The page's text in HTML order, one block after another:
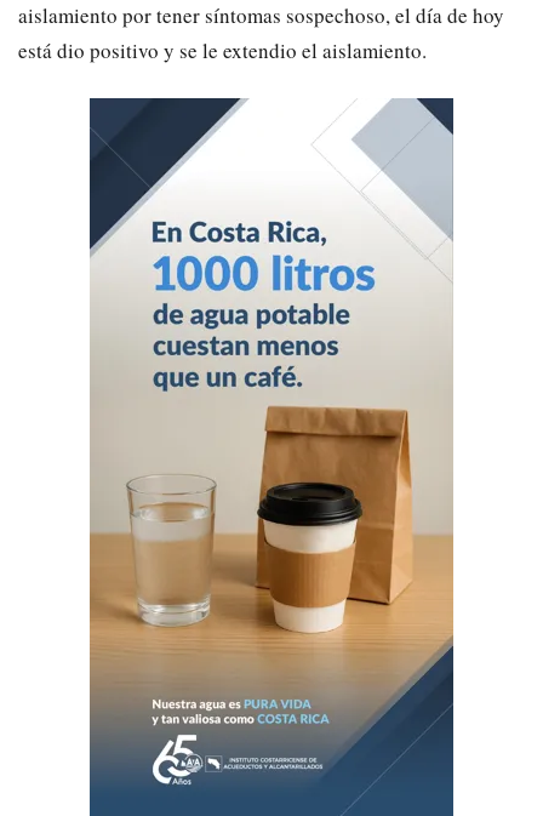
aislamiento por tener síntomas sospechoso, el día de hoy
está dio positivo y se le extendio el aislamiento.